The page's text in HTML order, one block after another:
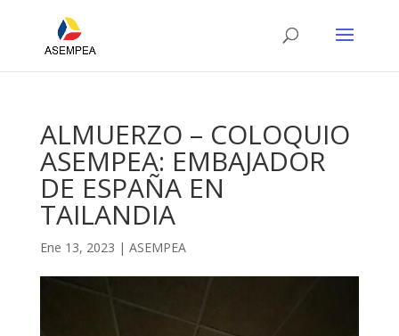
ALMUERZO – COLOQUIO
ASEMPEA: EMBAJADOR
DE ESPAÑA EN
TAILANDIA
Ene 13, 2023 | ASEMPEA